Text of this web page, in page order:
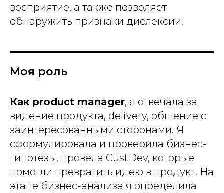
восприятие, а также позволяет
обнаружить признаки дислексии.
Моя роль
Как product manager, я отвечала за
видение продукта, delivery, общение с
заинтересованными сторонами. Я
сформулировала и проверила бизнес-
гипотезы, провела CustDev, которые
помогли превратить идею в продукт. На
этапе бизнес-анализа я определила